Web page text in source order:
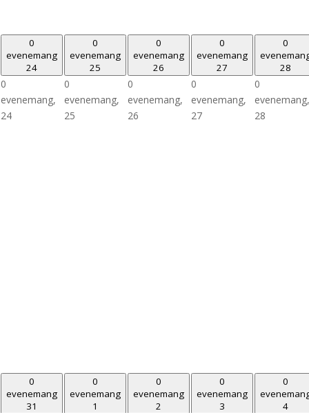
0
evenemang
24
0
evenemang,
24
0
evenemang
25
0
evenemang,
25
0
evenemang
26
0
evenemang,
26
0
evenemang
27
0
evenemang,
27
0
28
0
evenemang,
28
0
evenemang
31
0
evenemang
1
0
evenemang
2
0
evenemang
3
0
4